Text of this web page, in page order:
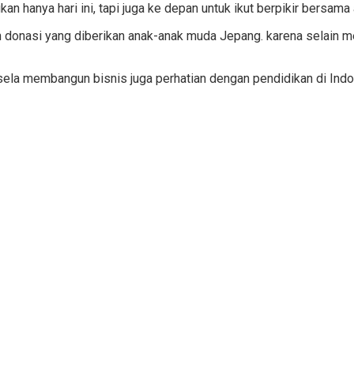
hanya hari ini, tapi juga ke depan untuk ikut berpikir
yang diberikan anak-anak muda Jepang. karena selain
membangun bisnis juga perhatian dengan pendidikan di